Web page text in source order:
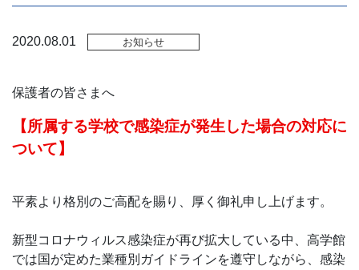
2020.08.01 お知らせ
保護者の皆さまへ
【所属する学校で感染症が発生した場合の対応に
ついて】
平素より格別のご高配を賜り、厚く御礼申し上げます。
新型コロナウィルス感染症が再び拡大している中、高学館
では国が定めた業種別ガイドラインを遵守しながら、感染